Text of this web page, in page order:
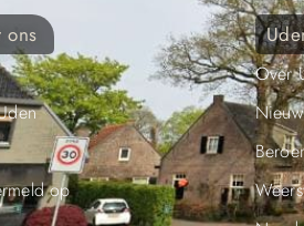
ons
op
Over